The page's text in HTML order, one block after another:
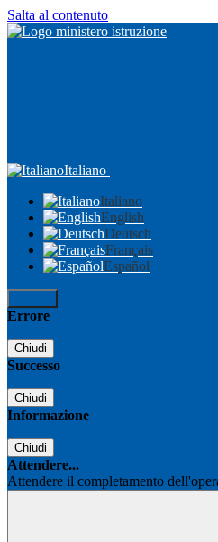
Salta al contenuto
Italiano
Italiano
English
Deutsch
Français
Español
Errore
Chiudi
Successo
Chiudi
Informazione
Chiudi
Attendere...
Attendere il completamento